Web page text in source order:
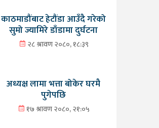
काठमाडौंबाट हेटौंडा आउँदै गरेको
सुमो ज्यामिरे डाँडामा दुर्घटना
२८ श्रावण २०८०, १८:३९
अध्यक्ष लामा भत्ता बोकेर घरमै
पुगेपछि
१७ श्रावण २०८०, २१:०५